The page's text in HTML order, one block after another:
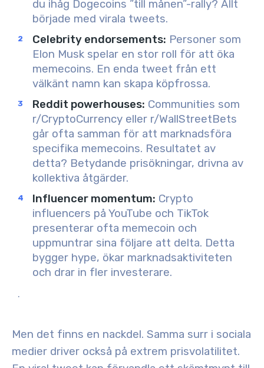
du ihåg Dogecoins ”till månen”-rally? Allt
började med virala tweets.
Celebrity endorsements: Personer som
Elon Musk spelar en stor roll för att öka
memecoins. En enda tweet från ett
välkänt namn kan skapa köpfrossa.
Reddit powerhouses: Communities som
r/CryptoCurrency eller r/WallStreetBets
går ofta samman för att marknadsföra
specifika memecoins. Resultatet av
detta? Betydande prisökningar, drivna av
kollektiva åtgärder.
Influencer momentum: Crypto
influencers på YouTube och TikTok
presenterar ofta memecoin och
uppmuntrar sina följare att delta. Detta
bygger hype, ökar marknadsaktiviteten
och drar in fler investerare.
.
Men det finns en nackdel. Samma surr i sociala
medier driver också på extrem prisvolatilitet.